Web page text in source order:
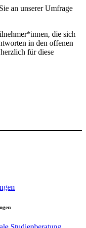
an unserer Umfrage
die sich
in den offenen
für diese